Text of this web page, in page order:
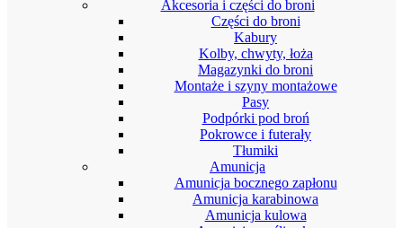
Akcesoria i części do broni
Części do broni
Kabury
Kolby, chwyty, łoża
Magazynki do broni
Montaże i szyny montażowe
Pasy
Podpórki pod broń
Pokrowce i futerały
Tłumiki
Amunicja
Amunicja bocznego zapłonu
Amunicja karabinowa
Amunicja kulowa